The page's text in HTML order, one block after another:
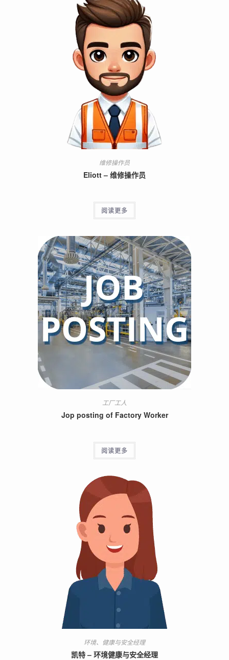
维修操作员
Eliott – 维修操作员
阅读更多
工厂工人
Jop posting of Factory Worker
阅读更多
环境、健康与安全经理
凯特 – 环境健康与安全经理